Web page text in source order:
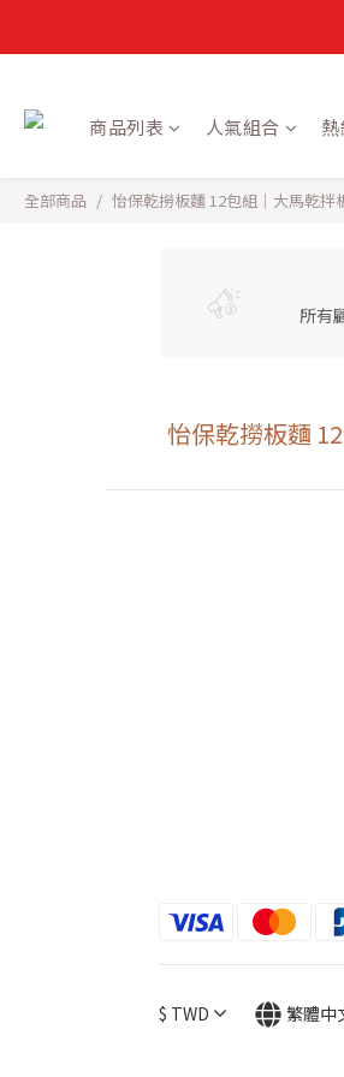
商品列表 人氣組合
全部商品 怡保乾撈板麵 12包組｜大馬乾拌
所有
怡保乾撈板麵
$ TWD 繁體中